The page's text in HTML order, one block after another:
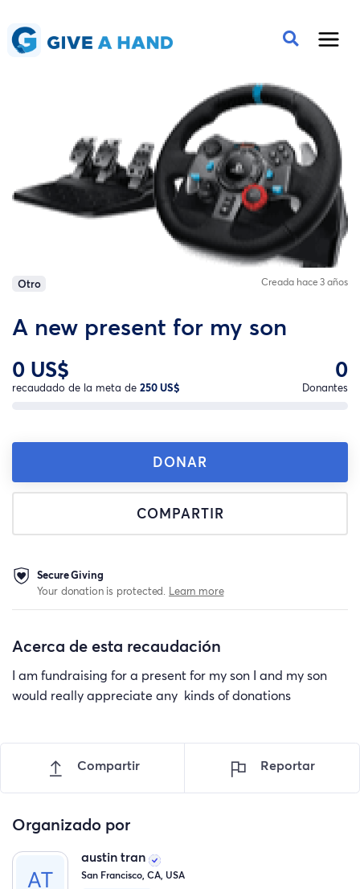
Otro Creada hace 3 años
A new present for my son
0 US$
recaudado de la meta de 250 US$
0
Donantes
DONAR
COMPARTIR
Secure Giving
Your donation is protected. Learn more
Acerca de esta recaudación
I am fundraising for a present for my son I and my son
would really appreciate any kinds of donations
Compartir Reportar
Organizado por
austin tran
San Francisco, CA, USA